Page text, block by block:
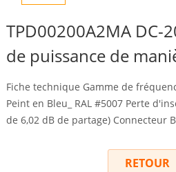
TPD00200A2MA DC-
de puissance de
Fiche technique Gamme de
Peint en Bleu_ RAL #5007 Perte
de 6,02 dB de partage) Connecteur
RETOUR